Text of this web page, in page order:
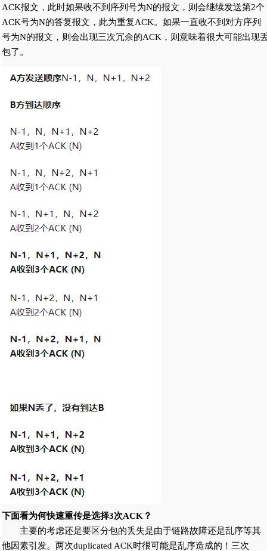
ACK报文，此时如果收不到序列号为N的报文，则会继续发送第2个
ACK号为N的答复报文，此为重复ACK。如果一直收不到对方序列
号为N的报文，则会出现三次冗余的ACK，则意味着很大可能出现
包了。
下面看为何快速重传是选择3次ACK？
主要的考虑还是要区分包的丢失是由于链路故障还是乱序等其
他因素引发。两次duplicated ACK时很可能是乱序造成的！三次